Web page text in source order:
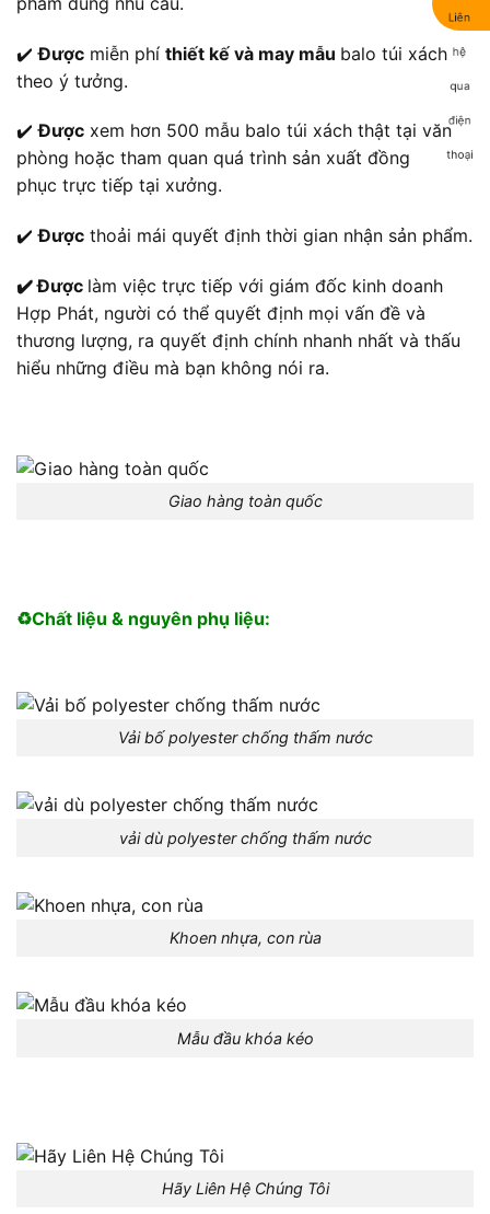
✔️Được miễn phí thiết kế và may mẫu balo túi xách
theo ý tưởng.
✔️Được xem hơn 500 mẫu balo túi xách thật tại văn
phòng hoặc tham quan quá trình sản xuất đồng
phục trực tiếp tại xưởng.
✔️Được thoải mái quyết định thời gian nhận sản phẩm.
✔️ Được làm việc trực tiếp với giám đốc kinh doanh
Hợp Phát, người có thể quyết định mọi vấn đề và
thương lượng, ra quyết định chính nhanh nhất và thấu
hiểu những điều mà bạn không nói ra.
Giao hàng toàn quốc
♻️Chất liệu & nguyên phụ liệu:
Vải bố polyester chống thấm nước
vải dù polyester chống thấm nước
Khoen nhựa, con rùa
Mẫu đầu khóa kéo
Hãy Liên Hệ Chúng Tôi